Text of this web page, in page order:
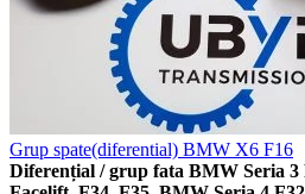
Grup spate(diferential) BMW X6 F16
Diferențial / grup fata BMW Seria 3